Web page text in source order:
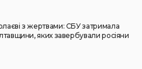
з жертвами: СБУ затримала
яких завербували росіяни